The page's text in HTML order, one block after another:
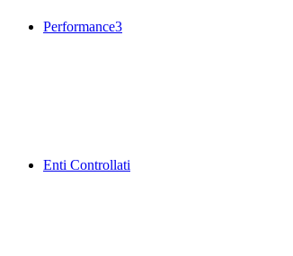
Performance3
Enti Controllati